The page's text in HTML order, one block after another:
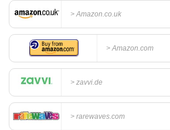
Amazon.co.uk
Amazon.com
zavvi.de
rarewaves.com